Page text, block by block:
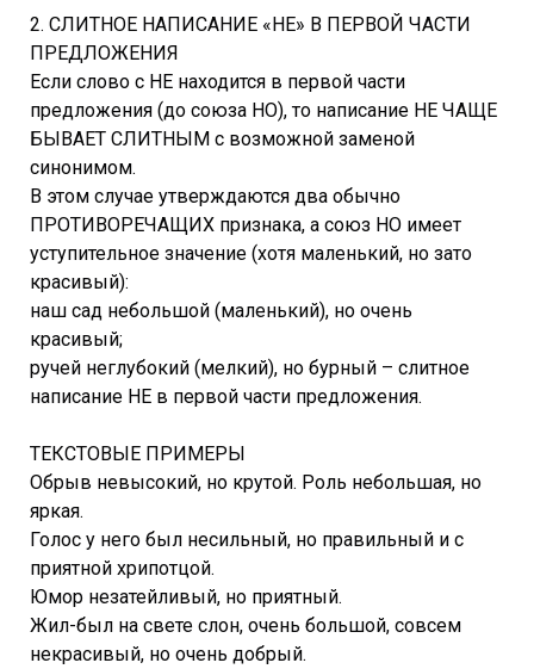
2. СЛИТНОЕ НАПИСАНИЕ «НЕ» В ПЕРВОЙ ЧАСТИ
ПРЕДЛОЖЕНИЯ
Если слово с НЕ находится в первой части
предложения (до союза НО), то написание НЕ ЧАЩЕ
БЫВАЕТ СЛИТНЫМ с возможной заменой
синонимом.
В этом случае утверждаются два обычно
ПРОТИВОРЕЧАЩИХ признака, а союз НО имеет
уступительное значение (хотя маленький, но зато
красивый):
наш сад небольшой (маленький), но очень
красивый;
ручей неглубокий (мелкий), но бурный – слитное
написание НЕ в первой части предложения.
ТЕКСТОВЫЕ ПРИМЕРЫ
Обрыв невысокий, но крутой. Роль небольшая, но
яркая.
Голос у него был несильный, но правильный и с
приятной хрипотцой.
Юмор незатейливый, но приятный.
Жил-был на свете слон, очень большой, совсем
некрасивый, но очень добрый.